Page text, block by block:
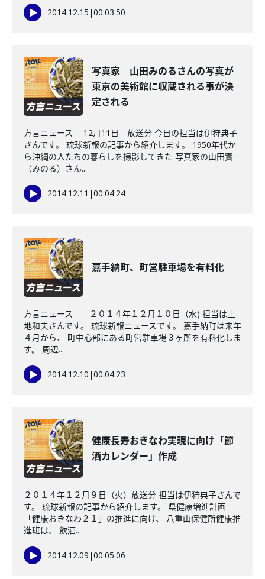
2014.12.15 |00:03:50
写真家 山田みのるさんの写真が
東京の美術館に収蔵される事が決
定される
方言ニュース 12月11日 放送分 今日の担当は伊狩典子
さんです。 琉球新報の記事から紹介します。 1950年代か
ら沖縄の人たちの暮らしを撮影してきた 写真家の山田實
（みのる）さん...
2014.12.11 |00:04:24
嘉手納町、町営駐車場を有料化
方言ニュース ２０１４年１２月１０日（水) 担当は上
地和夫さんです。 琉球新報ニュースです。 嘉手納町は来年
４月から、 町中心部にある町営駐車場３ヶ所を有料化しま
す。 周辺...
2014.12.10 |00:04:23
健康長寿おきなわ実現に向け「節
酒カレンダー」作成
２０１４年１２月９日（火）放送分 担当は伊狩典子さんで
す。 琉球新報の記事から紹介します。 県健康増進計画
「健康おきなわ２１」の推進に向け、 八重山保健所健康推
進班は、 飲酒...
2014.12.09 |00:05:06